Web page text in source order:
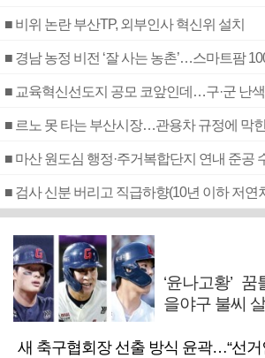
■ 비위 논란 부산TP, 외부인사 혁신위 설치
■ 경남 농정 비전 ‘잘 사는 농촌’…스마트팜
■ 교육혁신선도지 공모 코앞인데…구·군 난색
■ 르노 못 타는 부산시장…관용차 규정에 막
■ 마산 원도심 행정·주거복합단지 연내 준공
‘윤나고황’
을야구 불씨
새 축구협회장 선출 방식 윤곽…“선